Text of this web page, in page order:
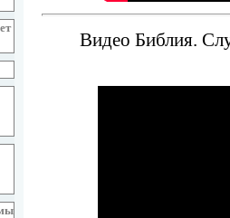
Видео Библия.